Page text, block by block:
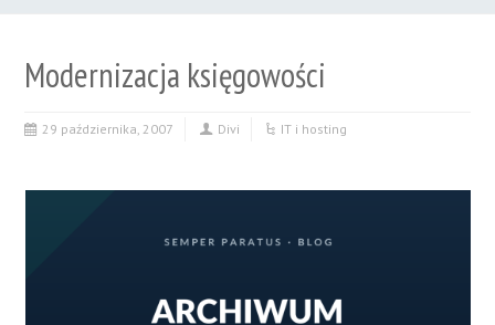
Modernizacja księgowości
29 października, 2007 Divi IT i hosting